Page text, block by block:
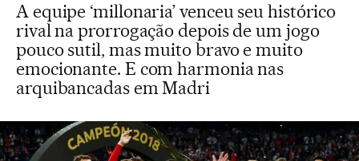
A equipe ‘millonaria’ venceu seu histórico
rival na prorrogação depois de um jogo
pouco sutil, mas muito bravo e muito
emocionante. E com harmonia nas
arquibancadas em Madri